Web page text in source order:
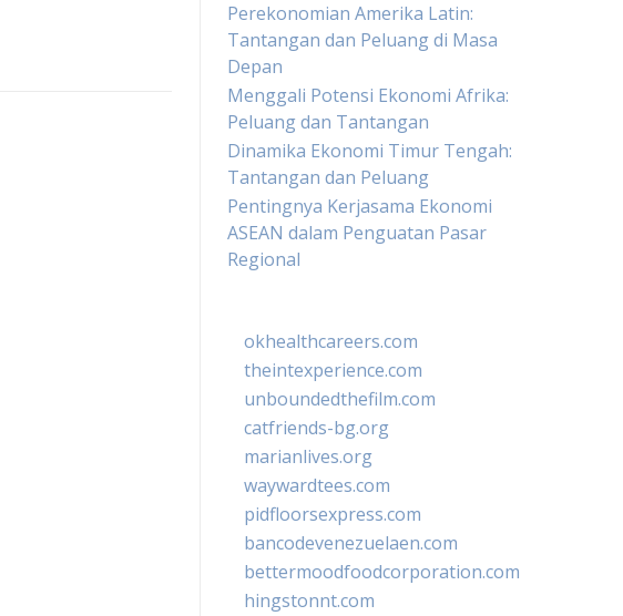
Perekonomian Amerika Latin:
Tantangan dan Peluang di Masa
Depan
Menggali Potensi Ekonomi Afrika:
Peluang dan Tantangan
Dinamika Ekonomi Timur Tengah:
Tantangan dan Peluang
Pentingnya Kerjasama Ekonomi
ASEAN dalam Penguatan Pasar
Regional
okhealthcareers.com
theintexperience.com
unboundedthefilm.com
catfriends-bg.org
marianlives.org
waywardtees.com
pidfloorsexpress.com
bancodevenezuelaen.com
bettermoodfoodcorporation.com
hingstonnt.com